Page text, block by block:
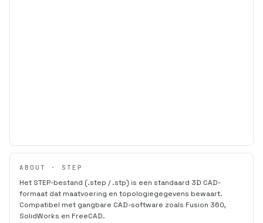
ABOUT · STEP
Het STEP-bestand (.step / .stp) is een standaard 3D CAD-
formaat dat maatvoering en topologiegegevens bewaart.
Compatibel met gangbare CAD-software zoals Fusion 360,
SolidWorks en FreeCAD.